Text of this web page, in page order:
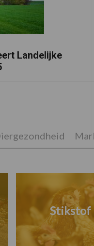
Landelijke
Stikstof